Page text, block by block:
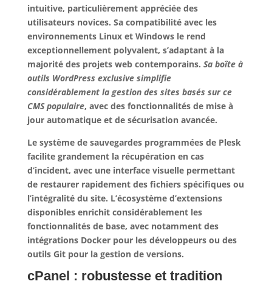
intuitive, particulièrement appréciée des
utilisateurs novices. Sa compatibilité avec les
environnements Linux et Windows le rend
exceptionnellement polyvalent, s’adaptant à la
majorité des projets web contemporains. Sa boîte à
outils WordPress exclusive simplifie
considérablement la gestion des sites basés sur ce
CMS populaire, avec des fonctionnalités de mise à
jour automatique et de sécurisation avancée.
Le système de sauvegardes programmées de Plesk
facilite grandement la récupération en cas
d’incident, avec une interface visuelle permettant
de restaurer rapidement des fichiers spécifiques ou
l’intégralité du site. L’écosystème d’extensions
disponibles enrichit considérablement les
fonctionnalités de base, avec notamment des
intégrations Docker pour les développeurs ou des
outils Git pour la gestion de versions.
cPanel : robustesse et tradition